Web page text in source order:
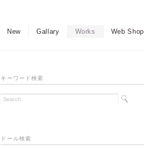
New Gallary Works Web Shop
キーワード検索
ドール検索